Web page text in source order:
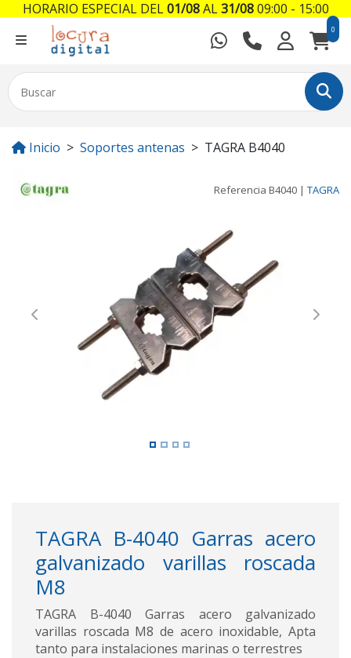
0
Inicio Soportes antenas TAGRA B4040
Referencia B4040 | TAGRA
Previous Next
TAGRA B-4040 Garras acero
galvanizado varillas roscada
M8
TAGRA B-4040 Garras acero galvanizado
varillas roscada M8 de acero inoxidable, Apta
tanto para instalaciones marinas o terrestres
HORARIO ESPECIAL DEL01/08AL31/0809:00 - 15:00